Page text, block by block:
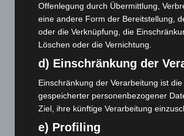
Brand im „Haus der Begegnung“ in
eingedämmt
6. August 2026
Region Hannover: 21 neue Notfallsanitäter
Roten Kreuz
5. August 2026
Mann läuft mit Hockeyschläger über A7 –
5. August 2026
Offenlegung durch Übermittlung,
eine andere Form der Bereitstellung,
oder die Verknüpfung, die
Löschen oder die Vernichtung.
d) Einschränkung der
Einschränkung der Verarbeitung ist
gespeicherter personenbezogener
Ziel, ihre künftige Verarbeitung
e) Profiling